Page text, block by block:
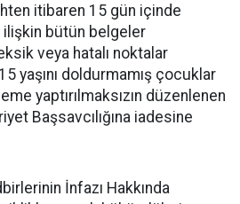
itibaren 15 gün içinde
bütün belgeler
veya hatalı noktalar
yaşını doldurmamış çocuklar
yaptırılmaksızın düzenlenen
Başsavcılığına iadesine
İnfazı Hakkında